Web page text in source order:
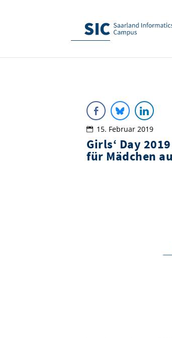
15. Februar 2019
Girls‘ Day
für Mädchen